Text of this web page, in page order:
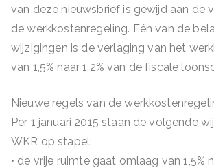
van deze nieuwsbrief is gewijd aan de
de werkkostenregeling. Eén van de
wijzigingen is de verlaging van het
van 1,5% naar 1,2% van de fiscale
Nieuwe regels van de
Per 1 januari 2015 staan de volgende
WKR op stapel:
• de vrije ruimte gaat omlaag van 1,5%